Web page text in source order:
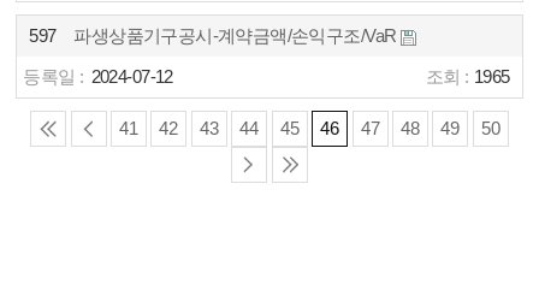
597 파생상품기구공시-계약금액/손익구조/VaR
2024-07-12 1965
41 42 43 44 45 46 47 48 49 50